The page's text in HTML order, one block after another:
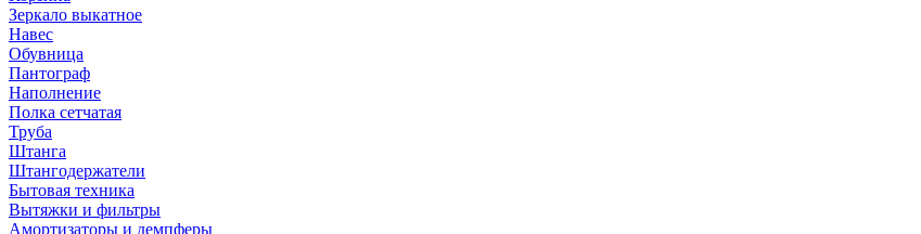
Зеркало выкатное
Навес
Обувница
Пантограф
Наполнение
Полка сетчатая
Труба
Штанга
Штангодержатели
Бытовая техника
Вытяжки и фильтры
Амортизаторы и демпферы